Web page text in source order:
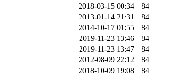
2018-03-15 00:34
84
2013-01-14 21:31
84
2014-10-17 01:55
84
2019-11-23 13:46
84
2019-11-23 13:47
84
2012-08-09 22:12
84
2018-10-09 19:08
84